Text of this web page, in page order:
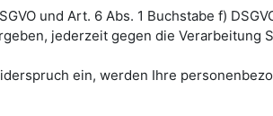
und Art. 6 Abs. 1 Buchstabe f)
jederzeit gegen die Verarbeitung
ein, werden Ihre